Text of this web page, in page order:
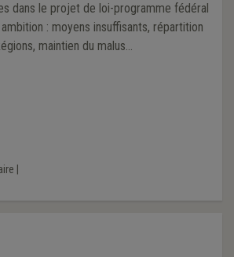
dans le projet de loi-programme fédéral
: moyens insuffisants, répartition
maintien du malus…